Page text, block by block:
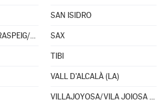
SAN ISIDRO
SAN VICENTE DEL RASPEIG/SANT VICENT DEL RASPEIG SAX
TIBI
VALL D'ALCALÀ (LA)
VILLAJOYOSA/VILA JOIOSA (LA)